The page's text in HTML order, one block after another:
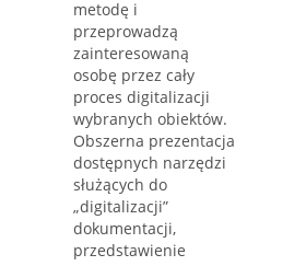
metodę i
przeprowadzą
zainteresowaną
osobę przez cały
proces digitalizacji
wybranych obiektów.
Obszerna prezentacja
dostępnych narzędzi
służących do
„digitalizacji”
dokumentacji,
przedstawienie